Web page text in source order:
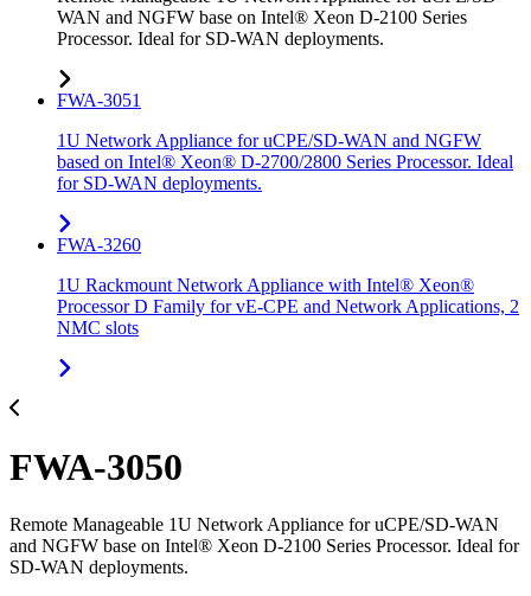
WAN and NGFW base on Intel® Xeon D-2100 Series
Processor. Ideal for SD-WAN deployments.
FWA-3051
1U Network Appliance for uCPE/SD-WAN and NGFW
based on Intel® Xeon® D-2700/2800 Series Processor. Ideal
for SD-WAN deployments.
FWA-3260
1U Rackmount Network Appliance with Intel® Xeon®
Processor D Family for vE-CPE and Network Applications, 2
NMC slots
FWA-3050
Remote Manageable 1U Network Appliance for uCPE/SD-WAN
and NGFW base on Intel® Xeon D-2100 Series Processor. Ideal for
SD-WAN deployments.